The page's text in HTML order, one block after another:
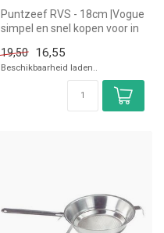
Puntzeef RVS - 18cm |Vogue
simpel en snel kopen voor in
19,50
16,55
Beschikbaarheid laden..